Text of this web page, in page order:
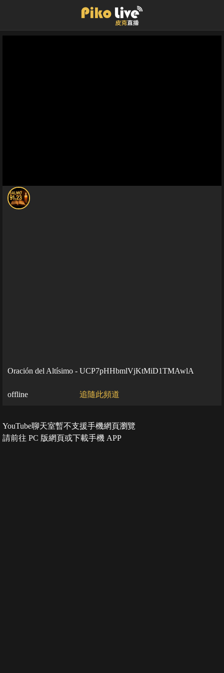
Oración del Altísimo - UCP7pHHbmlVjKtMiD1TMAwlA
offline 追隨此頻道
YouTube聊天室暫不支援手機網頁瀏覽
請前往 PC 版網頁或下載手機 APP